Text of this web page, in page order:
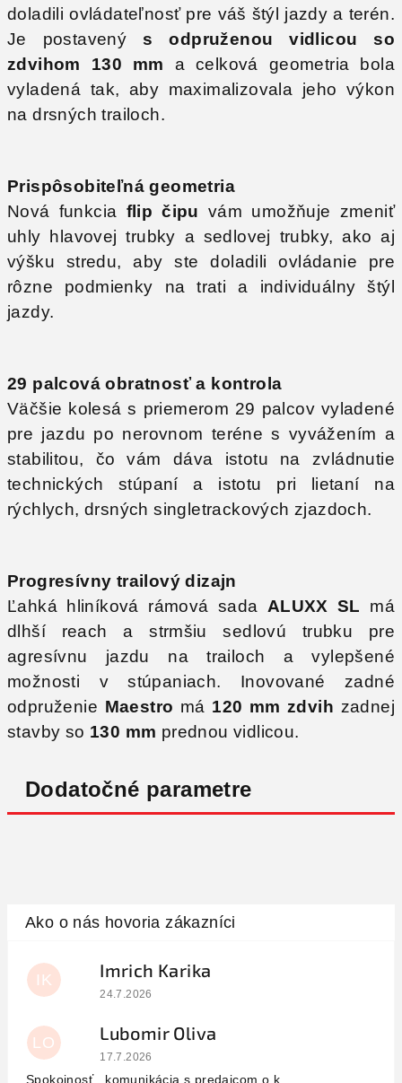
doladili ovládateľnosť pre váš štýl jazdy a terén.
Je postavenýs odpruženou vidlicou so
zdvihom 130 mm a celková geometria bola
vyladená tak, aby maximalizovala jeho výkon
na drsných trailoch.
Prispôsobiteľná geometria
Nová funkcia flip čipu vám umožňuje zmeniť
uhly hlavovej trubky a sedlovej trubky, ako aj
výšku stredu, aby ste doladili ovládanie pre
rôzne podmienky na trati a individuálny štýl
jazdy.
29 palcová obratnosť a kontrola
Väčšie kolesá s priemerom 29 palcov vyladené
pre jazdu po nerovnom teréne s vyvážením a
stabilitou, čo vám dáva istotu na zvládnutie
technických stúpaní a istotu pri lietaní na
rýchlych, drsných singletrackových zjazdoch.
Progresívny trailový dizajn
Ľahká hliníková rámová sada ALUXX SL má
dlhší reach a strmšiu sedlovú trubku pre
agresívnu jazdu na trailoch a vylepšené
možnosti v stúpaniach. Inovované zadné
odpruženie Maestro má 120 mm zdvih zadnej
stavby so 130 mm prednou vidlicou.
Dodatočné parametre
IK Imrich Karika
Hodnotenie obchodu je 5 z 5 hviezdičiek.
24.7.2026
LO Lubomir Oliva
Hodnotenie obchodu je 5 z 5 hviezdičiek.
17.7.2026
Spokojnosť , komunikácia s predajcom o.k.,